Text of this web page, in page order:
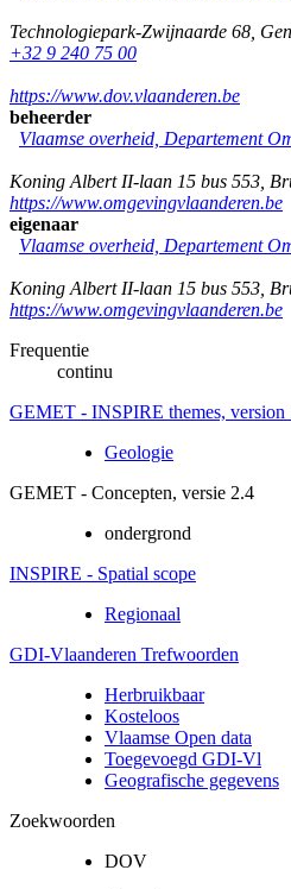
Technologiepark-Zwijnaarde 68
+32 9 240 75 00
https://www.dov.vlaanderen.be
beheerder
Vlaamse overheid, Departement
Koning Albert II-laan 15 bus 553
https://www.omgevingvlaanderen.be
eigenaar
Vlaamse overheid, Departement
Koning Albert II-laan 15 bus 553
https://www.omgevingvlaanderen.be
Frequentie
continu
GEMET - INSPIRE themes, version
Geologie
GEMET - Concepten, versie 2.4
ondergrond
INSPIRE - Spatial scope
Regionaal
GDI-Vlaanderen Trefwoorden
Herbruikbaar
Kosteloos
Vlaamse Open data
Toegevoegd GDI-Vl
Geografische gegevens
Zoekwoorden
DOV